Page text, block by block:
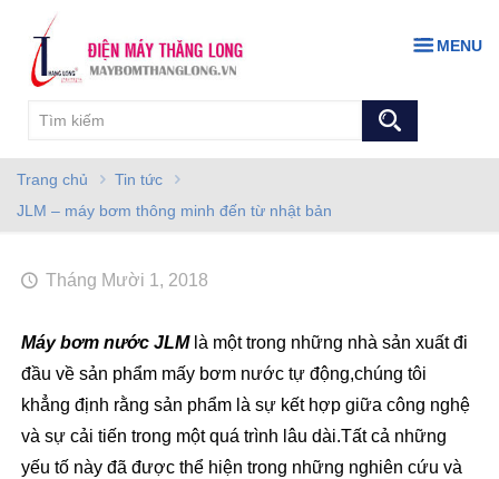
MENU
Trang chủ
Tin tức
JLM – máy bơm thông minh đến từ nhật bản
Tháng Mười 1, 2018
Máy bơm nước JLMlà một trong những nhà sản xuất đi
đầu về sản phẩm mấy bơm nước tự động,chúng tôi
khẳng định rằng sản phẩm là sự kết hợp giữa công nghệ
và sự cải tiến trong một quá trình lâu dài.Tất cả những
yếu tố này đã được thể hiện trong những nghiên cứu và